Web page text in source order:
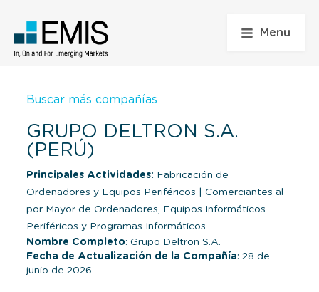
Menu
Buscar más compañías
GRUPO DELTRON S.A.
(PERÚ)
Principales Actividades: Fabricación de
Ordenadores y Equipos Periféricos
Comerciantes al
por Mayor de Ordenadores, Equipos Informáticos
Periféricos y Programas Informáticos
Nombre Completo: Grupo Deltron S.A.
Fecha de Actualización de la Compañía: 28 de
junio de 2026